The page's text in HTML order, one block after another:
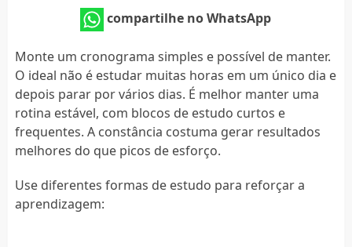
compartilhe no WhatsApp
Monte um cronograma simples e possível de manter.
O ideal não é estudar muitas horas em um único dia e
depois parar por vários dias. É melhor manter uma
rotina estável, com blocos de estudo curtos e
frequentes. A constância costuma gerar resultados
melhores do que picos de esforço.
Use diferentes formas de estudo para reforçar a
aprendizagem: